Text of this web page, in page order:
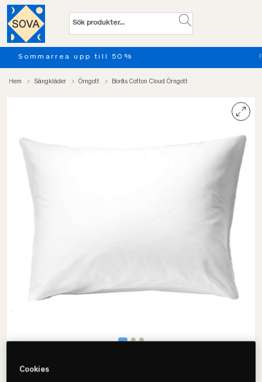
Provsov upp till 100 nätter. Läs
Hem Sängkläder Örngott Borås Cotton Cloud Örngott
Cookies